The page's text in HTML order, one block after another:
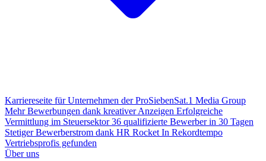
Karriereseite für Unternehmen der ProSiebenSat.1 Media Group
Mehr Bewerbungen dank kreativer Anzeigen Erfolgreiche
Vermittlung im Steuersektor36 qualifizierte Bewerber in 30 Tagen
Stetiger Bewerberstrom dank HR Rocket In Rekordtempo
Vertriebsprofis gefunden
Über uns